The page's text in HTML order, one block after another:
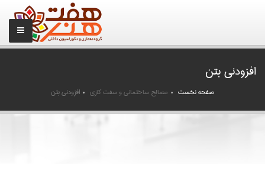
افزودنی بتن
صفحه نخست مصالح ساختمانی و سفت کاری افزودنی بتن